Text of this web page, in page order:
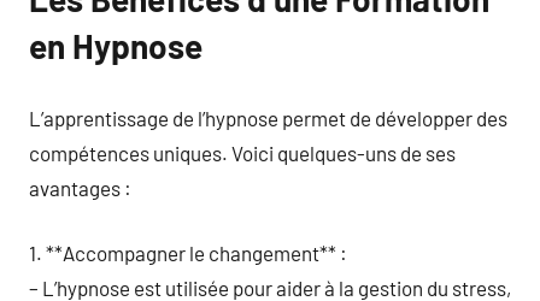
en Hypnose
L’apprentissage de l’hypnose permet de développer des
compétences uniques. Voici quelques-uns de ses
avantages :
1. **Accompagner le changement** :
– L’hypnose est utilisée pour aider à la gestion du stress,